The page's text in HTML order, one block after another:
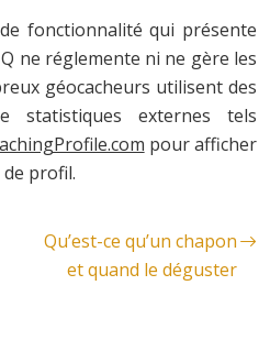
de fonctionnalité qui présente
ne réglemente ni ne gère les
géocacheurs utilisent des
statistiques externes tels
pour afficher
profil.
Qu’est-ce qu’un chapon
et quand le déguster